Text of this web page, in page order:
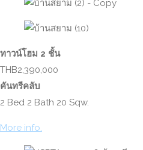
ทาวน์โฮม 2 ชั้น
THB2,390,000
คันทรีคลับ
2 Bed 2 Bath 20 Sqw.
More info.